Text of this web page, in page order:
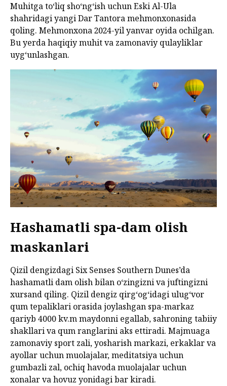
Muhitga to‘liq sho‘ng‘ish uchun Eski Al-Ula
shahridagi yangi Dar Tantora mehmonxonasida
qoling. Mehmonxona 2024-yil yanvar oyida ochilgan.
Bu yerda haqiqiy muhit va zamonaviy qulayliklar
uyg‘unlashgan.
Hashamatli spa-dam olish
maskanlari
Qizil dengizdagi Six Senses Southern Dunes’da
hashamatli dam olish bilan o‘zingizni va juftingizni
xursand qiling. Qizil dengiz qirg‘og‘idagi ulug‘vor
qum tepaliklari orasida joylashgan spa-markaz
qariyb 4000 kv.m maydonni egallab, sahroning tabiiy
shakllari va qum ranglarini aks ettiradi. Majmuaga
zamonaviy sport zali, yosharish markazi, erkaklar va
ayollar uchun muolajalar, meditatsiya uchun
gumbazli zal, ochiq havoda muolajalar uchun
xonalar va hovuz yonidagi bar kiradi.